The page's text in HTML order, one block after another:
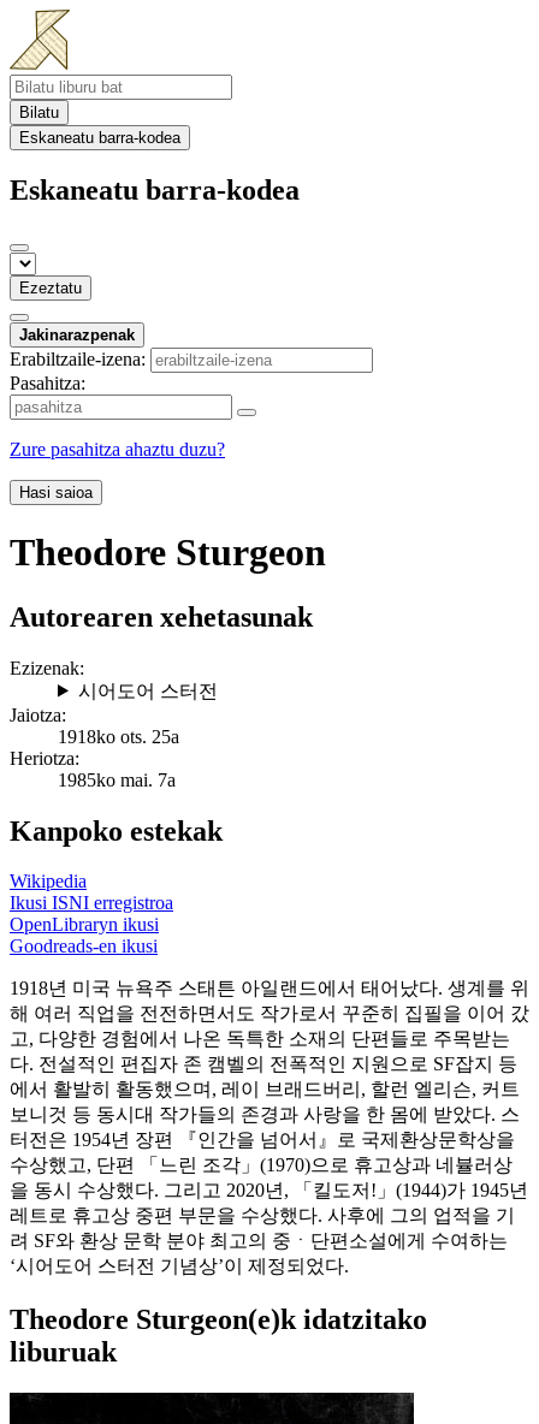
Bilatu
Eskaneatu barra-kodea
Eskaneatu barra-kodea
Ezeztatu
Jakinarazpenak
Erabiltzaile-izena:
Pasahitza:
Zure pasahitza ahaztu duzu?
Hasi saioa
Theodore Sturgeon
Autorearen xehetasunak
Ezizenak:
시어도어 스터전
Jaiotza:
1918ko ots. 25a
Heriotza:
1985ko mai. 7a
Kanpoko estekak
Wikipedia
Ikusi ISNI erregistroa
OpenLibraryn ikusi
Goodreads-en ikusi
1918년 미국 뉴욕주 스태튼 아일랜드에서 태어났다. 생계를 위
해 여러 직업을 전전하면서도 작가로서 꾸준히 집필을 이어 갔
고, 다양한 경험에서 나온 독특한 소재의 단편들로 주목받는
다. 전설적인 편집자 존 캠벨의 전폭적인 지원으로 SF잡지 등
에서 활발히 활동했으며, 레이 브래드버리, 할런 엘리슨, 커트
보니것 등 동시대 작가들의 존경과 사랑을 한 몸에 받았다. 스
터전은 1954년 장편 『인간을 넘어서』로 국제환상문학상을
수상했고, 단편 「느린 조각」(1970)으로 휴고상과 네뷸러상
을 동시 수상했다. 그리고 2020년, 「킬도저!」(1944)가 1945년
레트로 휴고상 중편 부문을 수상했다. 사후에 그의 업적을 기
려 SF와 환상 문학 분야 최고의 중ㆍ단편소설에게 수여하는
‘시어도어 스터전 기념상’이 제정되었다.
Theodore Sturgeon(e)k idatzitako
liburuak